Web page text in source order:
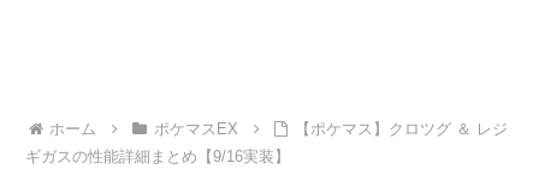
ホーム ポケマスEX
【ポケマス】クロツグ ＆ レジ
ギガスの性能詳細まとめ【9/16実装】